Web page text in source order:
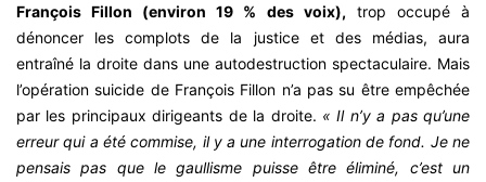
François Fillon (environ 19 % des voix), trop occupé à
dénoncer les complots de la justice et des médias, aura
entraîné la droite dans une autodestruction spectaculaire. Mais
l’opération suicide de François Fillon n’a pas su être empêchée
par les principaux dirigeants de la droite. « Il n’y a pas qu’une
erreur qui a été commise, il y a une interrogation de fond. Je ne
pensais pas que le gaullisme puisse être éliminé, c’est un